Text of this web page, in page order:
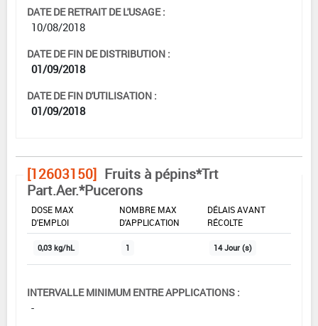
DATE DE RETRAIT DE L'USAGE :
10/08/2018
DATE DE FIN DE DISTRIBUTION :
01/09/2018
DATE DE FIN D'UTILISATION :
01/09/2018
[12603150] Fruits à pépins*Trt
Part.Aer.*Pucerons
DOSE MAX
D'EMPLOI
NOMBRE MAX
D'APPLICATION
DÉLAIS AVANT
RÉCOLTE
0,03 kg/hL 1 14 Jour (s)
INTERVALLE MINIMUM ENTRE APPLICATIONS :
-